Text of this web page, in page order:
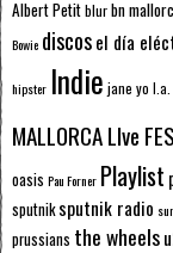
Albert Petitblurbn
Bowie discosel día
hipster Indie jane yo l.a.
MALLORCA LIve
oasis Pau Forner Playlist
sputnik sputnik radio
prussians the wheels